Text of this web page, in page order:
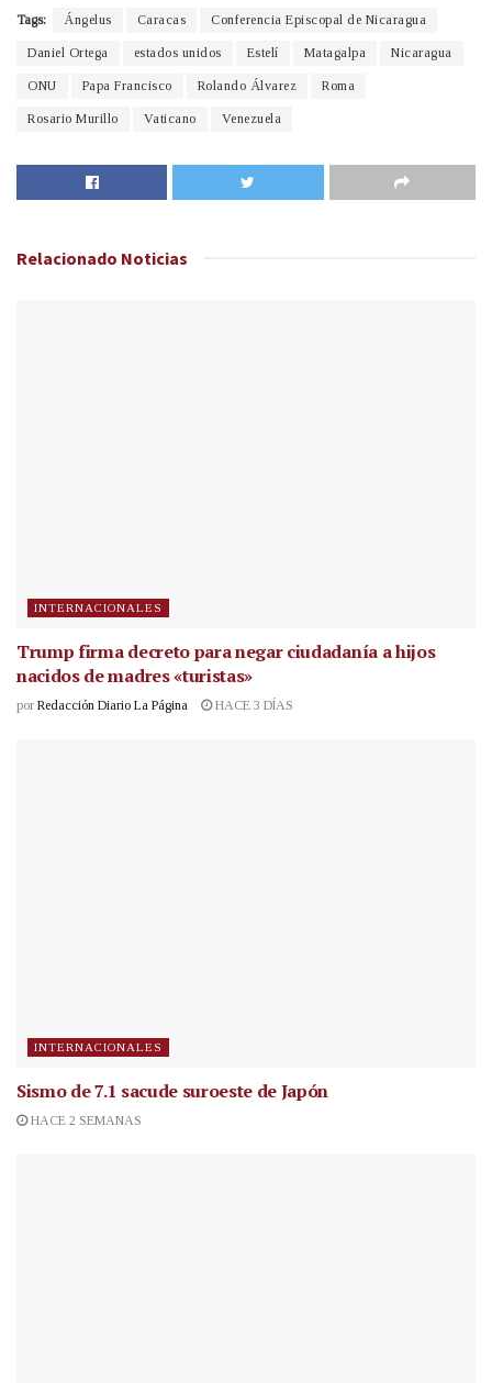
Tags: Ángelus Caracas Conferencia Episcopal de Nicaragua
Daniel Ortega estados unidos Estelí Matagalpa Nicaragua
ONU Papa Francisco Rolando Álvarez Roma
Rosario Murillo Vaticano Venezuela
Relacionado Noticias
INTERNACIONALES
Trump firma decreto para negar ciudadanía a hijos
nacidos de madres «turistas»
por Redacción Diario La Página HACE 3 DÍAS
INTERNACIONALES
Sismo de 7.1 sacude suroeste de Japón
HACE 2 SEMANAS